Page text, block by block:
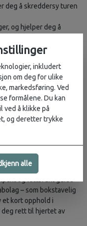
deg å skreddersy turen
og hjelper deg å
– åpningstider,
spisesteder,
perler
organisert etter
Michel og Capucins-
– som bokstavelig
et kort opphold i
deg rett til hjertet av
inkludert
om deg for ulike
markedsføring. Ved
formålene. Du kan
ved å klikke på
og deretter trykke
alle